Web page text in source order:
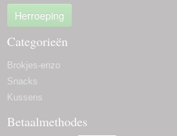
Herroeping
Categorieën
Brokjes-enzo
Snacks
Kussens
Betaalmethodes